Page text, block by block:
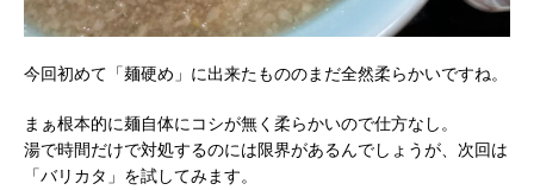
今回初めて「麺硬め」に出来たもののまだ全然柔らかいですね。
まぁ根本的に麺自体にコシが無く柔らかいので仕方なし。
湯で時間だけで対処するのには限界があるんでしょうが、次回は
「バリカタ」を試してみます。